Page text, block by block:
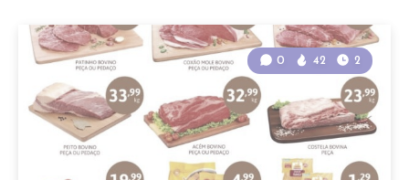
0 42 2